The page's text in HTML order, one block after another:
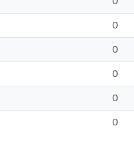
0
0
0
0
0